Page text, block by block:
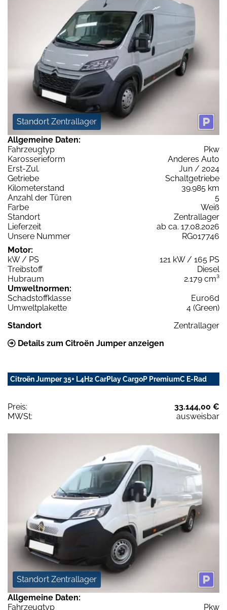
Standort Zentrallager
Allgemeine Daten:
Fahrzeugtyp
Pkw
Karosserieform
Anderes Auto
Erst-Zul.
Jun / 2024
Getriebe
Schaltgetriebe
Kilometerstand
39.985 km
Anzahl der Türen
5
Farbe
Weiß
Standort
Zentrallager
Lieferzeit
ab ca. 17.08.2026
Unsere Nummer
RG017746
Motor:
kW / PS
121 kW / 165 PS
Treibstoff
Diesel
Hubraum
2.179 cm³
Umweltnormen:
Schadstoffklasse
Euro6d
Umweltplakette
4 (Green)
Standort
Zentrallager
Details zum Citroën Jumper anzeigen
Citroën Jumper 35+ L4H2 CarPlay CargoP PremiumC E-Rad
Preis:
33.144,00 €
MWSt:
ausweisbar
Standort Zentrallager
Allgemeine Daten:
Fahrzeugtyp
Pkw